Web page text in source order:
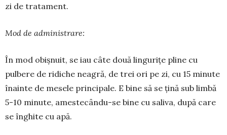
zi de tratament.
Mod de administrare:
În mod obișnuit, se iau câte două lingurițe pli­ne cu
pulbere de ridiche neagră, de trei ori pe zi, cu 15 minute
înainte de mesele principale. E bine să se țină sub limbă
5-10 minute, amestecându-se bine cu saliva, după care
se înghite cu apă.